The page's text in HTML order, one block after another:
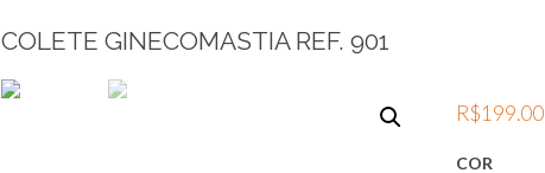
COLETE GINECOMASTIA REF. 901
R$199.00
COR